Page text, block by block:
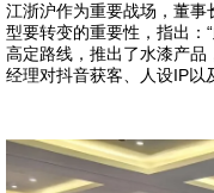
江浙沪作为重要战场，董
型要转变的重要性，指出：
高定路线，推出了水漆产品
经理对抖音获客、人设IP以